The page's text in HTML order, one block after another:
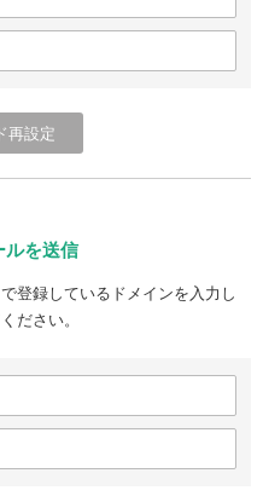
ルを送信
登録しているドメインを入力し
ださい。